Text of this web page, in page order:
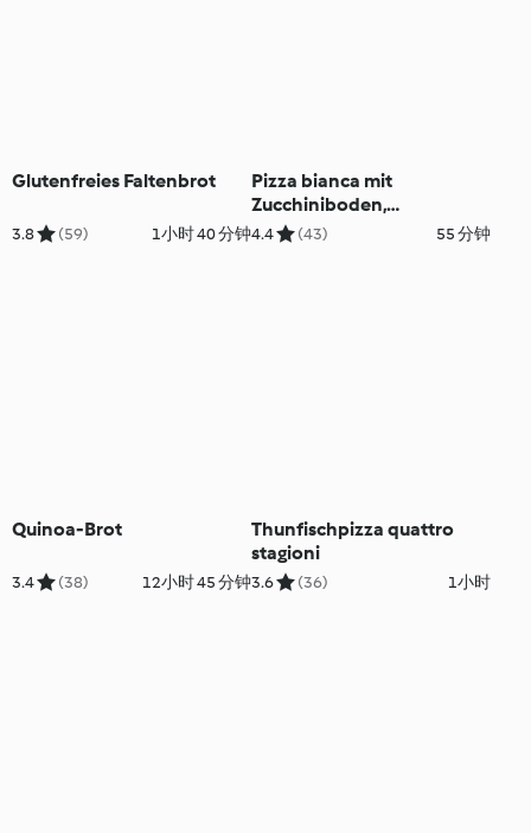
Glutenfreies Faltenbrot
3.8 (59) 1小时 40 分钟
Pizza bianca mit
Zucchiniboden,
Räucherlachs und Rucola
4.4 (43) 55 分钟
Quinoa-Brot
3.4 (38) 12小时 45 分钟
Thunfischpizza quattro
stagioni
3.6 (36) 1小时